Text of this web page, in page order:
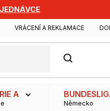
VRÁCENÍ A REKLAMACE
HLEDAT
A
Německo